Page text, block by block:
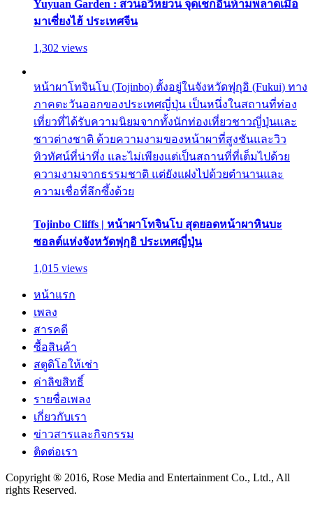
Yuyuan Garden : สวนอวี้หยวน จุดเช็กอินห้ามพลาดเมื่อ
มาเซี่ยงไฮ้ ประเทศจีน
1,302 views
หน้าผาโทจินโบ (Tojinbo) ตั้งอยู่ในจังหวัดฟุกุอิ (Fukui) ทาง
ภาคตะวันออกของประเทศญี่ปุ่น เป็นหนึ่งในสถานที่ท่อง
เที่ยวที่ได้รับความนิยมจากทั้งนักท่องเที่ยวชาวญี่ปุ่นและ
ชาวต่างชาติ ด้วยความงามของหน้าผาที่สูงชันและวิว
ทิวทัศน์ที่น่าทึ่ง และไม่เพียงแต่เป็นสถานที่ที่เต็มไปด้วย
ความงามจากธรรมชาติ แต่ยังแฝงไปด้วยตำนานและ
ความเชื่อที่ลึกซึ้งด้วย
Tojinbo Cliffs | หน้าผาโทจินโบ สุดยอดหน้าผาหินบะ
ซอลต์แห่งจังหวัดฟุกุอิ ประเทศญี่ปุ่น
1,015 views
หน้าแรก
เพลง
สารคดี
ซื้อสินค้า
สตูดิโอให้เช่า
ค่าลิขสิทธิ์
รายชื่อเพลง
เกี่ยวกับเรา
ข่าวสารและกิจกรรม
ติดต่อเรา
Copyright ® 2016, Rose Media and Entertainment Co., Ltd., All
rights Reserved.